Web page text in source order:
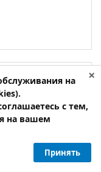
×
на
с тем,
на вашем
Принять